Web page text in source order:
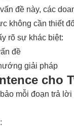
đề này, các
không cần thiết
rõ sự khác biệt:
đề
giải pháp
cho
mỗi đoạn trả